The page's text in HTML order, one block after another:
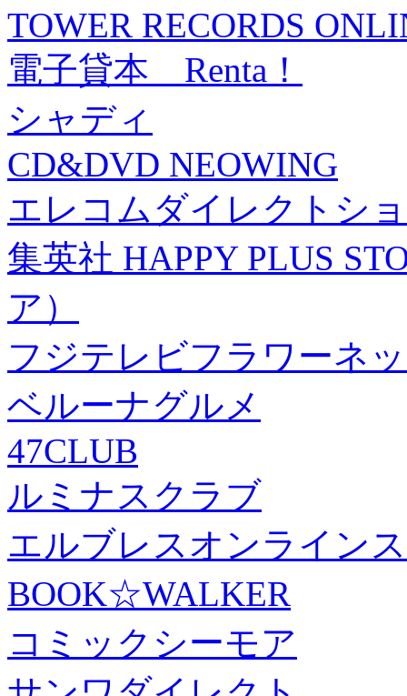
TOWER RECORDS
電子貸本 Renta！
シャディ
CD&DVD NEOWING
エレコムダイレクトシ
集英社 HAPPY PLUS
ア）
フジテレビフラワーネ
ベルーナグルメ
47CLUB
ルミナスクラブ
エルブレスオンライン
BOOK☆WALKER
コミックシーモア